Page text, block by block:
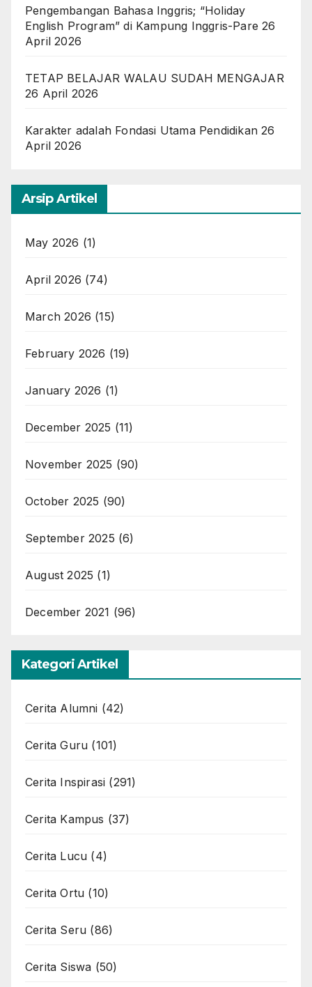
Pengembangan Bahasa Inggris; “Holiday
English Program” di Kampung Inggris-Pare 26
April 2026
TETAP BELAJAR WALAU SUDAH MENGAJAR
26 April 2026
Karakter adalah Fondasi Utama Pendidikan 26
April 2026
Arsip Artikel
May 2026 (1)
April 2026 (74)
March 2026 (15)
February 2026 (19)
January 2026 (1)
December 2025 (11)
November 2025 (90)
October 2025 (90)
September 2025 (6)
August 2025 (1)
December 2021 (96)
Kategori Artikel
Cerita Alumni (42)
Cerita Guru (101)
Cerita Inspirasi (291)
Cerita Kampus (37)
Cerita Lucu (4)
Cerita Ortu (10)
Cerita Seru (86)
Cerita Siswa (50)